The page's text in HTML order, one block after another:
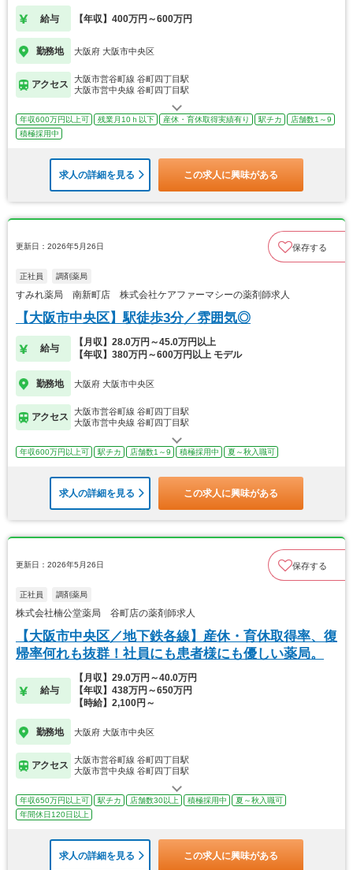
給与 【年収】400万円～600万円
勤務地 大阪府 大阪市中央区
アクセス
大阪市営谷町線 谷町四丁目駅
大阪市営中央線 谷町四丁目駅
年収600万円以上可 残業月10ｈ以下 産休・育休取得実績有り 駅チカ
店舗数1～9
積極採用中
求人の詳細を見る この求人に興味がある
更新日：2026年5月26日 保存する
正社員 調剤薬局
すみれ薬局 南新町店 株式会社ケアファーマシーの薬剤師求人
【大阪市中央区】駅徒歩3分／雰囲気◎
給与
【月収】28.0万円～45.0万円以上
【年収】380万円～600万円以上 モデル
勤務地 大阪府 大阪市中央区
アクセス
大阪市営谷町線 谷町四丁目駅
大阪市営中央線 谷町四丁目駅
年収600万円以上可 駅チカ 店舗数1～9 積極採用中 夏～秋入職可
求人の詳細を見る この求人に興味がある
更新日：2026年5月26日 保存する
正社員 調剤薬局
株式会社楠公堂薬局 谷町店の薬剤師求人
【大阪市中央区／地下鉄各線】産休・育休取得率、復
帰率何れも抜群！社員にも患者様にも優しい薬局。
給与
【月収】29.0万円～40.0万円
【年収】438万円～650万円
【時給】2,100円～
勤務地 大阪府 大阪市中央区
アクセス
大阪市営谷町線 谷町四丁目駅
大阪市営中央線 谷町四丁目駅
年収650万円以上可 駅チカ 店舗数30以上 積極採用中
夏～秋入職可
年間休日120日以上
求人の詳細を見る この求人に興味がある